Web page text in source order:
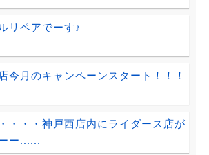
リペアでーす♪
今月のキャンペーンスタート！！！
・・・神戸西店内にライダース店が
ー......